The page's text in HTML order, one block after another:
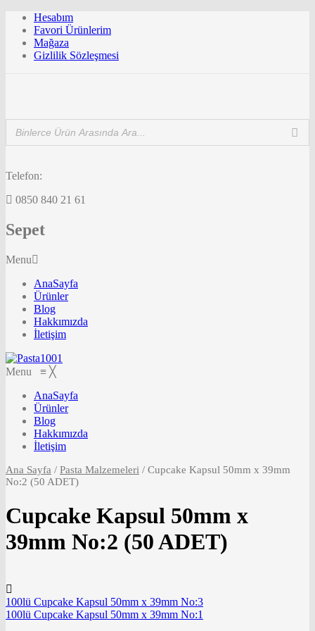
Hesabım
Favori Ürünlerim
Mağaza
Gizlilik Sözleşmesi
Telefon:
0850 840 21 61
Sepet
Menu
AnaSayfa
Ürünler
Blog
Hakkımızda
İletişim
Menu ≡ ╳
AnaSayfa
Ürünler
Blog
Hakkımızda
İletişim
Ana Sayfa / Pasta Malzemeleri / Cupcake Kapsul 50mm x 39mm
No:2 (50 ADET)
Cupcake Kapsul 50mm x
39mm No:2 (50 ADET)
100lü Cupcake Kapsul 50mm x 39mm No:3
100lü Cupcake Kapsul 50mm x 39mm No:1